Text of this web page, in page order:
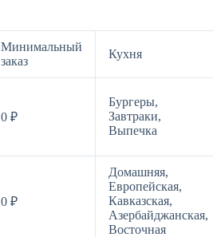
Минимальный
заказ
Кухня
0 ₽
Бургеры,
Завтраки,
Выпечка
0 ₽
Домашняя,
Европейская,
Кавказская,
Азербайджанская,
Восточная